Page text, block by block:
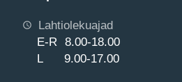
Lahtiolekuajad
E-R 8.00-18.00
L 9.00-17.00